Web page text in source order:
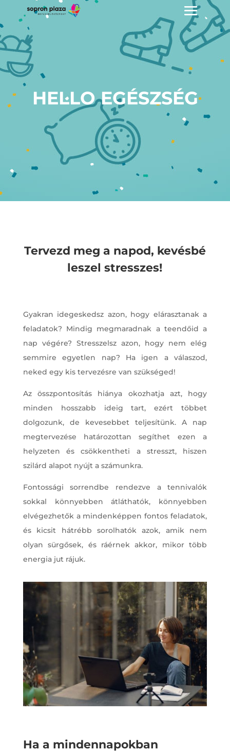
HELLO EGÉSZSÉG
Tervezd meg a napod, kevésbé
leszel stresszes!
Gyakran idegeskedsz azon, hogy elárasztanak a
feladatok? Mindig megmaradnak a teendőid a
nap végére? Stresszelsz azon, hogy nem elég
semmire egyetlen nap? Ha igen a válaszod,
neked egy kis tervezésre van szükséged!
Az összpontosítás hiánya okozhatja azt, hogy
minden hosszabb ideig tart, ezért többet
dolgozunk, de kevesebbet teljesítünk. A nap
megtervezése határozottan segíthet ezen a
helyzeten és csökkentheti a stresszt, hiszen
szilárd alapot nyújt a számunkra.
Fontossági sorrendbe rendezve a tennivalók
sokkal könnyebben átláthatók, könnyebben
elvégezhetők a mindenképpen fontos feladatok,
és kicsit hátrébb sorolhatók azok, amik nem
olyan sürgősek, és ráérnek akkor, mikor több
energia jut rájuk.
Ha a mindennapokban